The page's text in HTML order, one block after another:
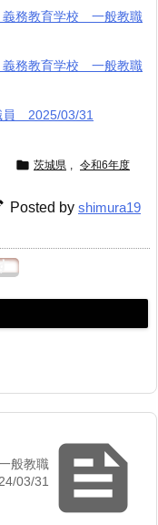
務教育学校 一般教職
務教育学校 一般教職
2025/03/31
 茨城県 , 令和6年度
Posted by shimura19

般教職
03/31